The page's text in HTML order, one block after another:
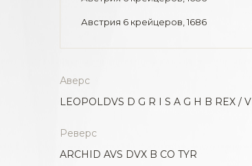
Австрия 6 крейцеров, 1686
Аверс
LEOPOLDVS D G R I S A G H B REX / VI
Реверс
ARCHID AVS DVX B CO TYR